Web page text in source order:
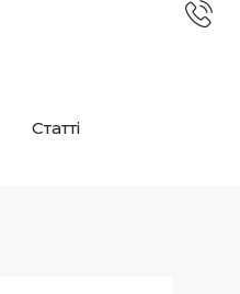
Статті